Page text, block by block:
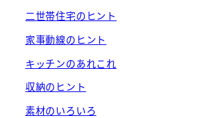
二世帯住宅のヒント
家事動線のヒント
キッチンのあれこれ
収納のヒント
素材のいろいろ